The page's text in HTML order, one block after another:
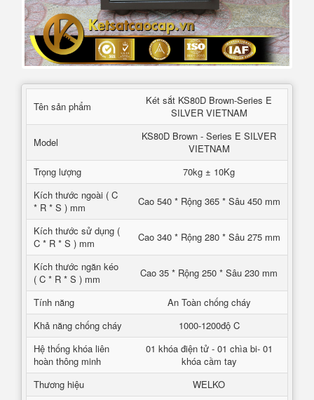
Tên sản phẩm
Két sắt KS80D Brown-Series E
SILVER VIETNAM
Model
KS80D Brown - Series E SILVER
VIETNAM
Trọng lượng
70kg ± 10Kg
Kích thước ngoài ( C
* R * S ) mm
Cao 540 * Rộng 365 * Sâu 450 mm
Kích thước sử dụng (
C * R * S ) mm
Cao 340 * Rộng 280 * Sâu 275 mm
Kích thước ngăn kéo
( C * R * S ) mm
Cao 35 * Rộng 250 * Sâu 230 mm
Tính năng
An Toàn chống cháy
Khả năng chống cháy
1000-1200độ C
Hệ thống khóa liên
hoàn thông minh
01 khóa điện tử - 01 chìa bi- 01
khóa cầm tay
Thương hiệu
WELKO